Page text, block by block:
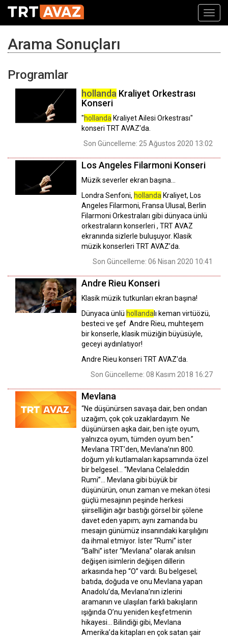
Arama Sonuçları
Programlar
hollanda Kraliyet Orkestrası
Konseri
"hollanda Kraliyet Ailesi Orkestrası"
konseri TRT AVAZ'da.
Son Güncelleme: 25 Ağustos 2020 13:02
Los Angeles Filarmoni Konseri
Müzik severler ekran başına…
Londra Senfoni, hollanda Kraliyet, Los
Angeles Filarmoni, Fransa Ulusal, Berlin
Filarmoni Orkestraları gibi dünyaca ünlü
orkestraların konserleri , TRT AVAZ
ekranında sizlerle buluşuyor. Klasik
müzik konserleri TRT AVAZ’da.
Son Güncelleme: 06 Nisan 2020 10:41
Andre Rieu Konseri
Klasik müzik tutkunları ekran başına!
Dünyaca ünlü hollanda lı keman virtüözü,
besteci ve şef Andre Rieu, muhteşem
bir konserle, klasik müziğin büyüsüyle,
geceyi aydınlatıyor!
Andre Rieu konseri TRT AVAZ'da.
Son Güncelleme: 08 Kasım 2018 16:27
Mevlana
“Ne düşünürsen savaşa dair, ben ondan
uzağım, çok çok uzaklardayım. Ne
düşünürsen aşka dair, ben işte oyum,
yalnızca oyum, tümden oyum ben.”
Mevlana TRT’den, Mevlana’nın 800.
doğum yılı kutlamaları kapsamında özel
bir belgesel… “Mevlana Celaleddin
Rumi”… Mevlana gibi büyük bir
düşünürün, onun zaman ve mekan ötesi
güçlü mesajının peşinde herkesi
şiirselliğin ağır bastığı görsel bir şölene
davet eden yapım; aynı zamanda bu
mesajın günümüz insanındaki karşılığını
da ihmal etmiyor. İster “Rumi” ister
“Balhi” ister “Mevlana” olarak anılsın
değişen isimlerin değişen dillerin
arkasında hep “O” vardı. Bu belgesel;
batıda, doğuda ve onu Mevlana yapan
Anadolu’da, Mevlana’nın izlerini
aramanın ve ulaşılan farklı bakışların
ışığında O’nu yeniden keşfetmenin
hikayesi... Bilindiği gibi, Mevlana
Amerika’da kitapları en çok satan şair